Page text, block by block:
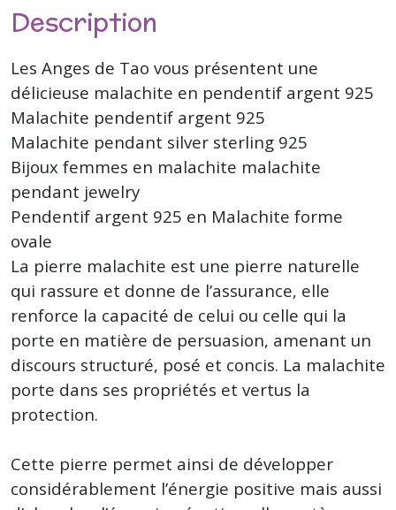
Description
Les Anges de Tao vous présentent une
délicieuse malachite en pendentif argent 925
Malachite pendentif argent 925
Malachite pendant silver sterling 925
Bijoux femmes en malachite malachite
pendant jewelry
Pendentif argent 925 en Malachite forme
ovale
La pierre malachite est une pierre naturelle
qui rassure et donne de l’assurance, elle
renforce la capacité de celui ou celle qui la
porte en matière de persuasion, amenant un
discours structuré, posé et concis. La malachite
porte dans ses propriétés et vertus la
protection.
Cette pierre permet ainsi de développer
considérablement l’énergie positive mais aussi